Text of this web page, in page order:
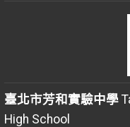
臺北市芳和實驗中學
High School